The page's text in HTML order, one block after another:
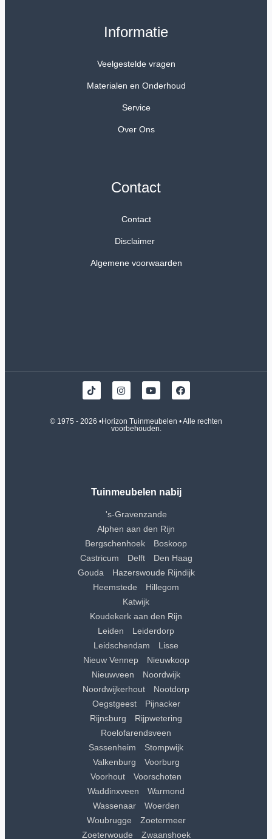
Informatie
Veelgestelde vragen
Materialen en Onderhoud
Service
Over Ons
Contact
Contact
Disclaimer
Algemene voorwaarden
© 1975 - 2026 •Horizon Tuinmeubelen • Alle rechten
voorbehouden.
Tuinmeubelen nabij
's-Gravenzande
Alphen aan den Rijn
Bergschenhoek
Boskoop
Castricum
Delft
Den Haag
Gouda
Hazerswoude Rijndijk
Heemstede
Hillegom
Katwijk
Koudekerk aan den Rijn
Leiden
Leiderdorp
Leidschendam
Lisse
Nieuw Vennep
Nieuwkoop
Nieuwveen
Noordwijk
Noordwijkerhout
Nootdorp
Oegstgeest
Pijnacker
Rijnsburg
Rijpwetering
Roelofarendsveen
Sassenheim
Stompwijk
Valkenburg
Voorburg
Voorhout
Voorschoten
Waddinxveen
Warmond
Wassenaar
Woerden
Woubrugge
Zoetermeer
Zoeterwoude
Zwaanshoek